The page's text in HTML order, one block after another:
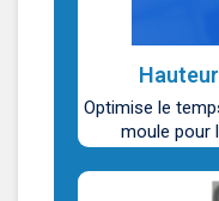
Optimise le
moule pour